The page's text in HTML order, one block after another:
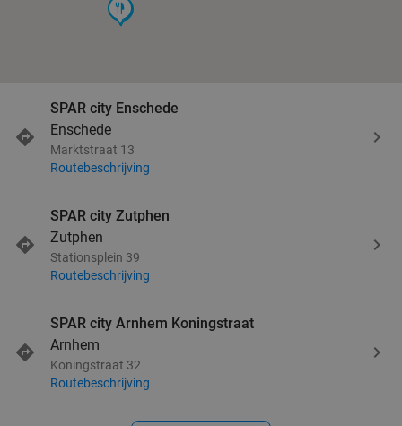
food
food
SPAR city Enschede
Enschede
Marktstraat 13
Routebeschrijving
SPAR city Zutphen
Zutphen
Stationsplein 39
Routebeschrijving
SPAR city Arnhem Koningstraat
Arnhem
Koningstraat 32
Routebeschrijving